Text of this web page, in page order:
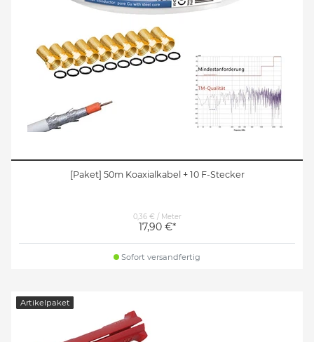
[Paket] 50m Koaxialkabel + 10 F-Stecker
0,36 € / Meter
17,90 €*
Sofort versandfertig
Artikelpaket